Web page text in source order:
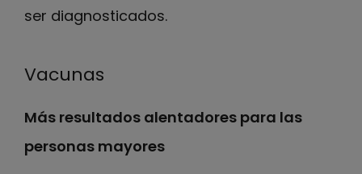
ser diagnosticados.
Vacunas
Más resultados alentadores para las
personas mayores